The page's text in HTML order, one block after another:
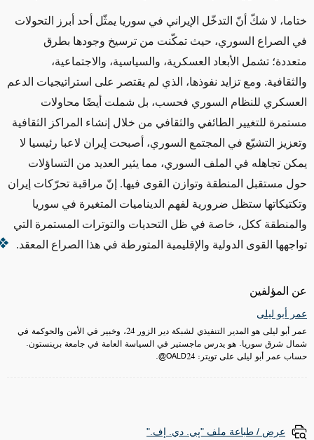
عن المؤلفين
عمر أبو ليلى
عمر أبو ليلى هو المدير التنفيذي لشبكة دير الزور 24، وخبير في الأمن والحوكمة في
شمال شرق سوريا. هو يدرس ماجستير في السياسة العامة في جامعة برينستون.
حساب عمر أبو ليلى على تويتر: OALD24@.
ختاما، لا شكّ أنّ التدخّل الإيراني في سوريا يمثّل أحد أبرز التحولات
في الصراع السوري، حيث تمكّنت من ترسيخ وجودها بطرق
متعددة؛ تشمل الأبعاد العسكرية، والسياسية، والاجتماعية،
والثقافية. ومع تزايد نفوذها، الذي لم يقتصر على استراتيجيات الدعم
العسكري للنظام السوري فحسب، بل شملت أيضًا محاولات
مستمرة للتغيير الطائفي والثقافي من خلال إنشاء المراكز الثقافية
وتعزيز التشيّع في المجتمع السوري، أصبحت إيران لاعبا رئيسيا لا
يمكن تجاهله في الملف السوري، مما يثير العديد من التساؤلات
حول مستقبل المنطقة وتوازن القوى فيها. إنّ مراقبة تحرّكات إيران
وتكتيكاتها ستظل ضرورية لفهم الديناميات المتغيرة في سوريا
والمنطقة ككل، خاصة في ظل التحديات والتوترات المستمرة التي
تواجهها القوى الدولية والإقليمية المتورطة في هذا الصراع المعقد.
عرض / طباعة ملف "پي. دي. إف."